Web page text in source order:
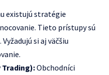
existujú stratégie
Tieto prístupy sú
si aj väčšiu
Trading):Obchodníci